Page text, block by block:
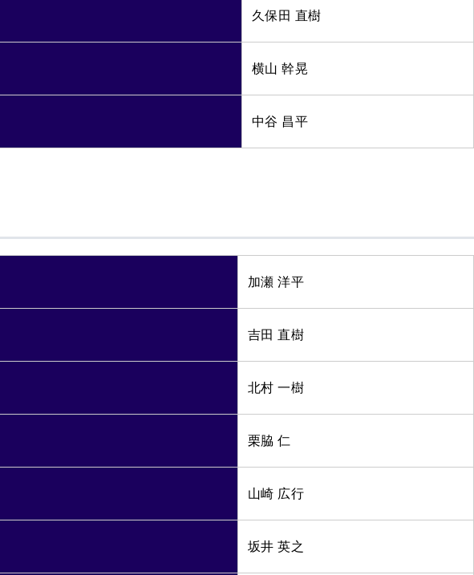
久保田 直樹
横山 幹晃
中谷 昌平
加瀬 洋平
吉田 直樹
北村 一樹
栗脇 仁
山崎 広行
坂井 英之